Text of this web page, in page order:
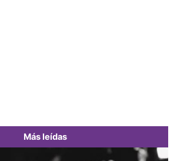
Más leídas